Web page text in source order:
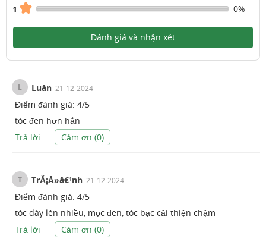
1
0%
Đánh giá và nhận xét
L Luân 21-12-2024
Điểm đánh giá: 4/5
tóc đen hơn hẳn
Trả lời
Cảm ơn (0)
T TrĂ¡Â»â€¹nh 21-12-2024
Điểm đánh giá: 4/5
tóc dày lên nhiều, mọc đen, tóc bạc cải thiện chậm
Trả lời
Cảm ơn (0)